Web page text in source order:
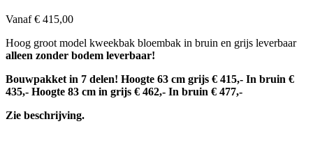
Vanaf € 415,00
Hoog groot model kweekbak bloembak in bruin en grijs leverbaar
alleen zonder bodem leverbaar!
Bouwpakket in 7 delen! Hoogte 63 cm grijs € 415,- In bruin €
435,- Hoogte 83 cm in grijs € 462,- In bruin € 477,-
Zie beschrijving.